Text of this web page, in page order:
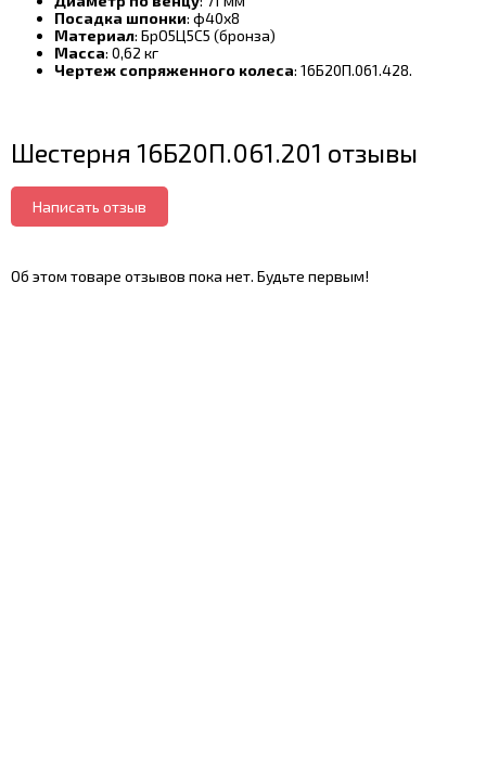
Посадка шпонки: ф40х8
Материал: БрО5Ц5С5 (бронза)
Масса: 0,62 кг
Чертеж сопряженного колеса: 16Б20П.061.428.
Шестерня 16Б20П.061.201 отзывы
Написать отзыв
Об этом товаре отзывов пока нет. Будьте первым!